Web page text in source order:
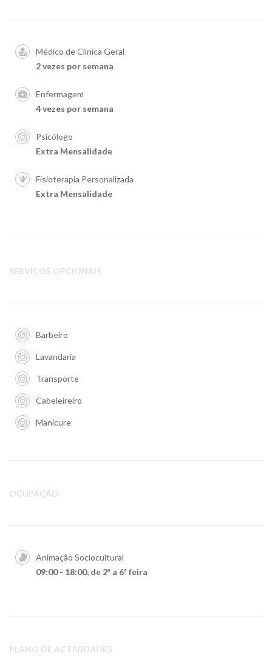
Médico de Clínica Geral
2 vezes por semana
Enfermagem
4 vezes por semana
Psicólogo
Extra Mensalidade
Fisioterapia Personalizada
Extra Mensalidade
SERVIÇOS OPCIONAIS
Barbeiro
Lavandaria
Transporte
Cabeleireiro
Manicure
OCUPAÇÃO
Animação Sociocultural
09:00 - 18:00, de 2ª a 6ª feira
PLANO DE ACTIVIDADES